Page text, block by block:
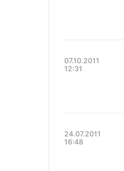
07.10.2011
12:31
24.07.2011
16:48